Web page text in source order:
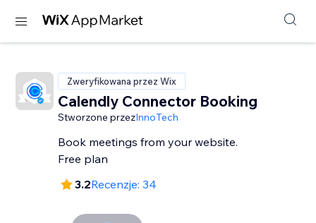
Zweryfikowana przez Wix
Calendly Connector Booking
Stworzone przezInnoTech
Book meetings from your website.
Free plan
3.2Recenzje: 34